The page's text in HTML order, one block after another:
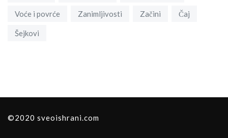
Voće i povrće Zanimljivosti Začini Čaj
Šejkovi
©2020 sveoishrani.com